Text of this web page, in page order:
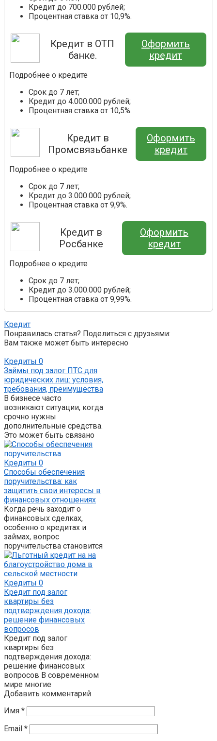
Кредит до 700.000 рублей;
Процентная ставка от 10,9%.
Кредит в ОТП
банке.
Оформить
кредит
Подробнее о кредите
Срок до 7 лет;
Кредит до 4.000.000 рублей;
Процентная ставка от 10,5%.
Кредит в
Промсвязьбанке
Оформить
кредит
Подробнее о кредите
Срок до 7 лет;
Кредит до 3.000.000 рублей;
Процентная ставка от 9,9%.
Кредит в
Росбанке
Оформить
кредит
Подробнее о кредите
Срок до 7 лет;
Кредит до 3.000.000 рублей;
Процентная ставка от 9,99%.
Кредит
Понравилась статья? Поделиться с друзьями:
Вам также может быть интересно
Кредиты 0
Займы под залог ПТС для
юридических лиц: условия,
требования, преимущества
В бизнесе часто
возникают ситуации, когда
срочно нужны
дополнительные средства.
Это может быть связано
Кредиты 0
Способы обеспечения
поручительства: как
защитить свои интересы в
финансовых отношениях
Когда речь заходит о
финансовых сделках,
особенно о кредитах и
займах, вопрос
поручительства становится
Кредиты 0
Кредит под залог
квартиры без
подтверждения дохода:
решение финансовых
вопросов
Кредит под залог
квартиры без
подтверждения дохода:
решение финансовых
вопросов В современном
мире многие
Добавить комментарий
Имя *
Email *